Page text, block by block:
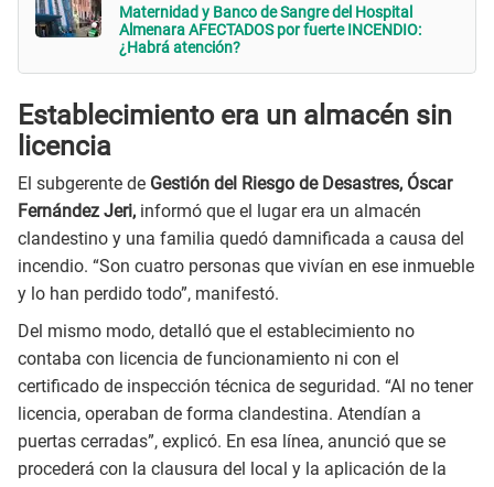
Maternidad y Banco de Sangre del Hospital
Almenara AFECTADOS por fuerte INCENDIO:
¿Habrá atención?
Establecimiento era un almacén sin
licencia
El subgerente de Gestión del Riesgo de Desastres, Óscar
Fernández Jeri, informó que el lugar era un almacén
clandestino y una familia quedó damnificada a causa del
incendio. “Son cuatro personas que vivían en ese inmueble
y lo han perdido todo”, manifestó.
Del mismo modo, detalló que el establecimiento no
contaba con licencia de funcionamiento ni con el
certificado de inspección técnica de seguridad. “Al no tener
licencia, operaban de forma clandestina. Atendían a
puertas cerradas”, explicó. En esa línea, anunció que se
procederá con la clausura del local y la aplicación de la